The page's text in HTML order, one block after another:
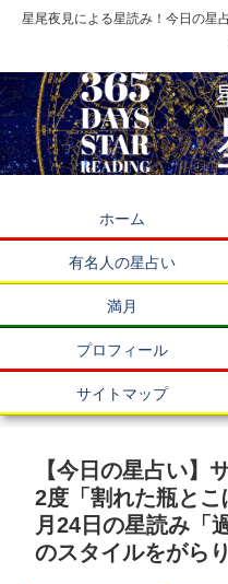
星尾夜見による星読み！今日の星
ホーム
有名人の星占い
満月
プロフィール
サイトマップ
【今日の星占い
2度「割れた瓶と
月24日の星読み「
のスタイルをがら